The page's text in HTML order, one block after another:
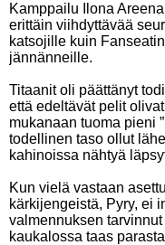
Kamppailu Ilona
erittäin viihdyttävää
katsojille kuin
jännänneille.
Titaanit oli päättänyt
että edeltävät pelit
mukanaan tuoma pieni
todellinen taso ollut
kahinoissa nähtyä
Kun vielä vastaan
kärkijengeistä, Pyry, ei
valmennuksen
kaukalossa taas